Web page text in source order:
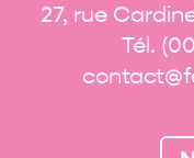
27, rue
Tél.